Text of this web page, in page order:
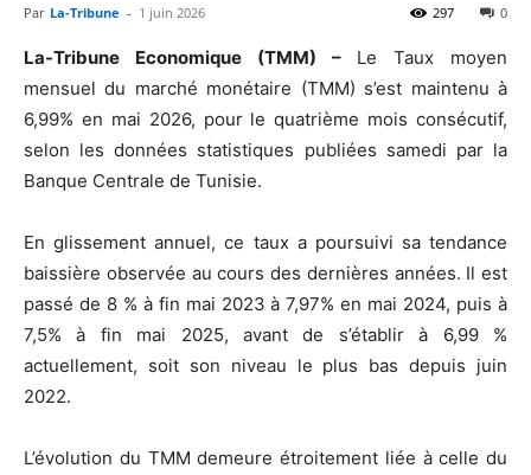
Par La-Tribune - 1 juin 2026 0
297
La-Tribune Economique (TMM) – Le Taux moyen
mensuel du marché monétaire (TMM) s’est maintenu à
6,99% en mai 2026, pour le quatrième mois consécutif,
selon les données statistiques publiées samedi par la
Banque Centrale de Tunisie.
En glissement annuel, ce taux a poursuivi sa tendance
baissière observée au cours des dernières années. Il est
passé de 8 % à fin mai 2023 à 7,97% en mai 2024, puis à
7,5% à fin mai 2025, avant de s’établir à 6,99 %
actuellement, soit son niveau le plus bas depuis juin
2022.
L’évolution du TMM demeure étroitement liée à celle du